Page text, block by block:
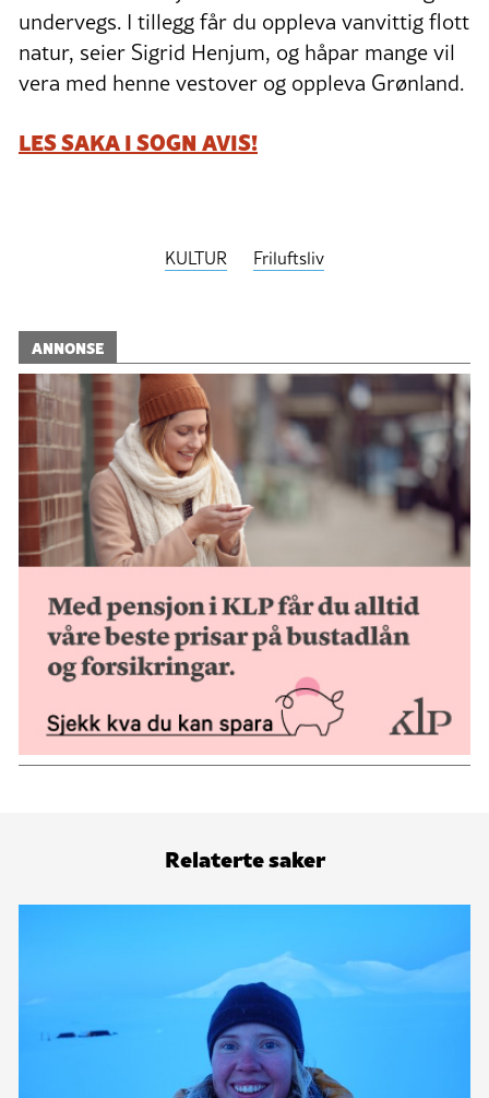
undervegs. I tillegg får du oppleva vanvittig flott
natur, seier Sigrid Henjum, og håpar mange vil
vera med henne vestover og oppleva Grønland.
LES SAKA I SOGN AVIS!
KULTUR Friluftsliv
ANNONSE
Relaterte saker